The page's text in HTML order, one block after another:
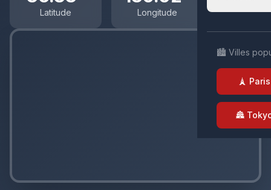
🏙️ Villes
🗼 Paris
🏯
Latitude Longitude